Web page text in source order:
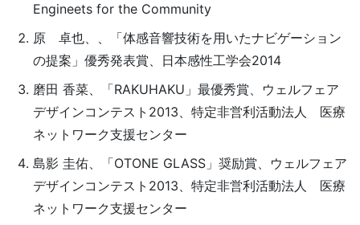
Engineets for the Community
原 卓也、、「体感音響技術を用いたナビゲーション
の提案」優秀発表賞、日本感性工学会2014
磨田 香菜、「RAKUHAKU」最優秀賞、ウェルフェア
デザインコンテスト2013、特定非営利活動法人 医療
ネットワーク支援センター
島影 圭佑、「OTONE GLASS」奨励賞、ウェルフェア
デザインコンテスト2013、特定非営利活動法人 医療
ネットワーク支援センター